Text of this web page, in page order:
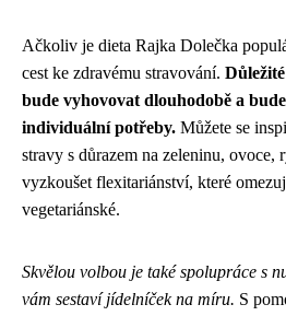
Ačkoliv je dieta Rajka Dolečka
cest ke zdravému stravování.
bude vyhovovat dlouhodobě a
individuální potřeby. Můžete se
stravy s důrazem na zeleninu,
vyzkoušet flexitariánství, které
vegetariánské.
Skvělou volbou je také spolupráce s
vám sestaví jídelníček na míru. S